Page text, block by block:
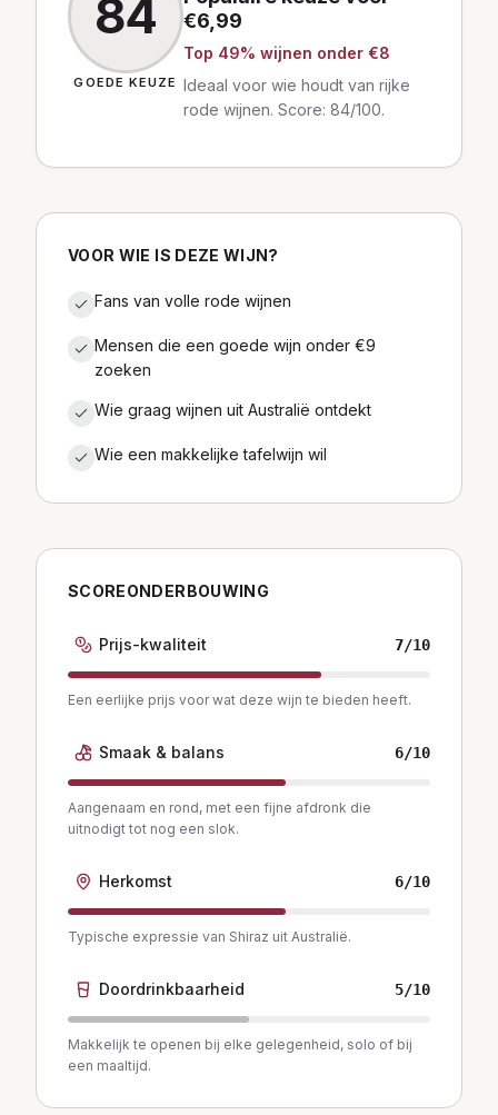
84
GOEDE KEUZE
€6,99
Top 49% wijnen onder €8
Ideaal voor wie houdt van rijke
rode wijnen. Score: 84/100.
VOOR WIE IS DEZE WIJN?
Fans van volle rode wijnen
Mensen die een goede wijn onder €9
zoeken
Wie graag wijnen uit Australië ontdekt
Wie een makkelijke tafelwijn wil
SCOREONDERBOUWING
Prijs-kwaliteit 7/10
Een eerlijke prijs voor wat deze wijn te bieden heeft.
Smaak & balans 6/10
Aangenaam en rond, met een fijne afdronk die
uitnodigt tot nog een slok.
Herkomst 6/10
Typische expressie van Shiraz uit Australië.
Doordrinkbaarheid 5/10
Makkelijk te openen bij elke gelegenheid, solo of bij
een maaltijd.